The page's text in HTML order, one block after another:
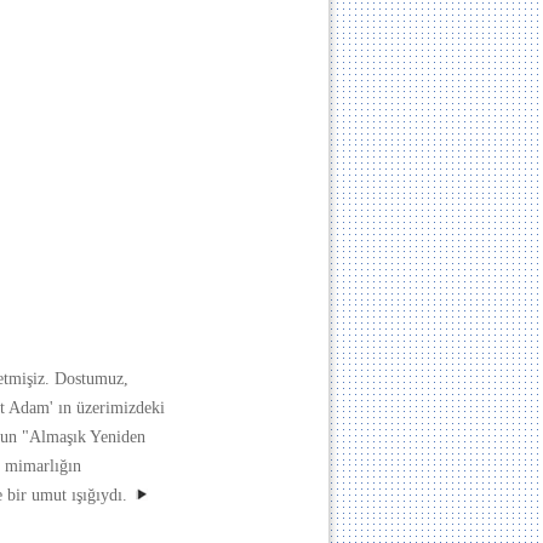
Dostumuz,
Adam' ın üzerimizdeki
"Almaşık Yeniden
umut ışığıydı.